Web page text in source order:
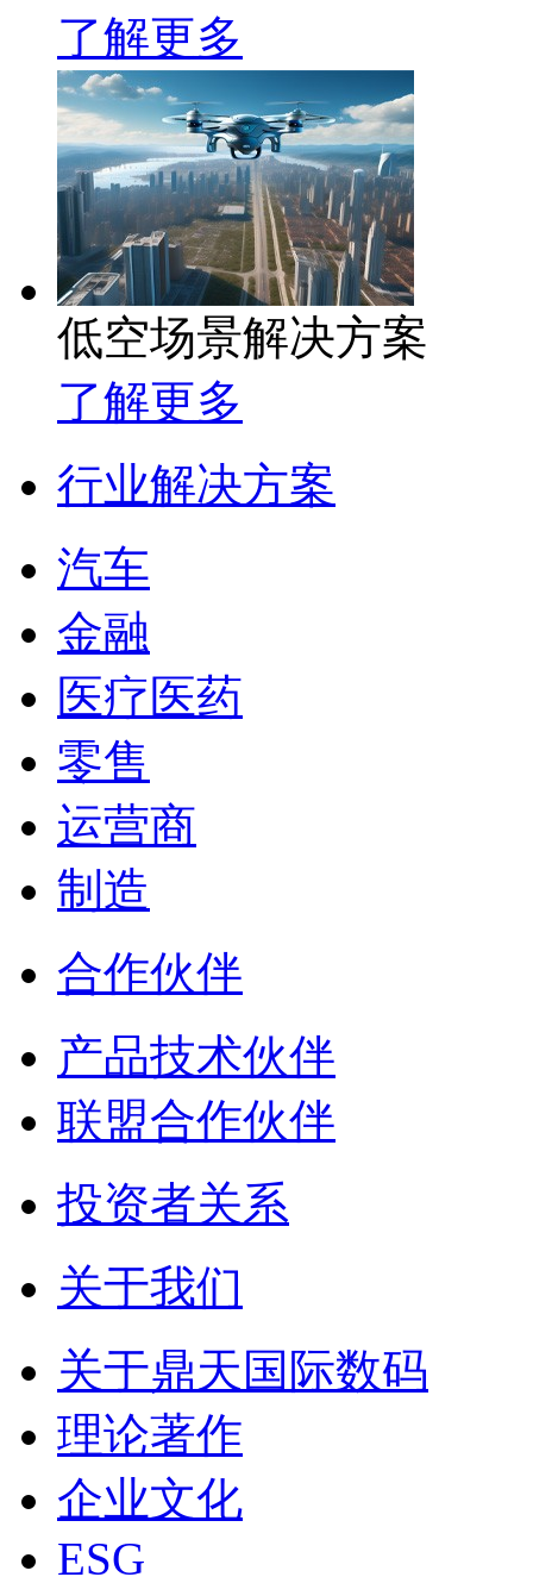
了解更多
低空场景解决方案
了解更多
行业解决方案
汽车
金融
医疗医药
零售
运营商
制造
合作伙伴
产品技术伙伴
联盟合作伙伴
投资者关系
关于我们
关于鼎天国际数码
理论著作
企业文化
ESG